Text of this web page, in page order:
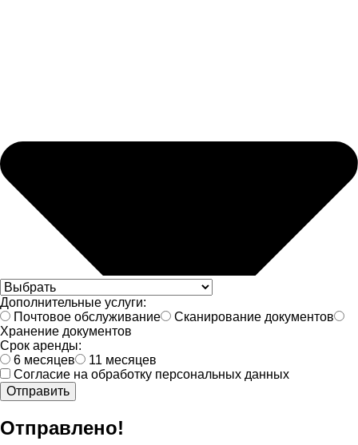
Дополнительные услуги:
Почтовое обслуживание
Сканирование документов
Хранение документов
Срок аренды:
6 месяцев
11 месяцев
Согласие на обработку персональных данных
Отправить
Отправлено!